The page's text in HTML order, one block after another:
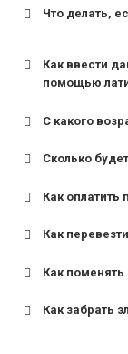
Что делать,
Как ввести
помощью
С какого
для поездов
для
Сколько
Как оплатить
Как
Как поменять
Как забрать